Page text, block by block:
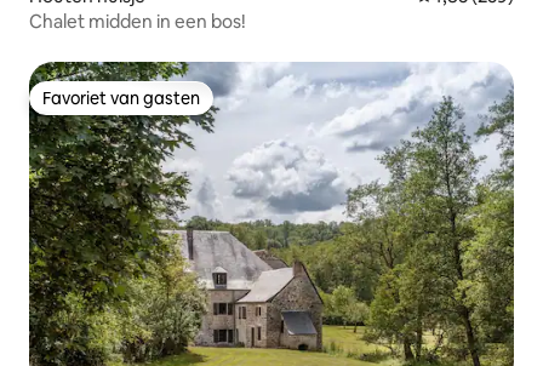
Chalet midden in een bos!
Favoriet van gasten
Favoriet van gasten